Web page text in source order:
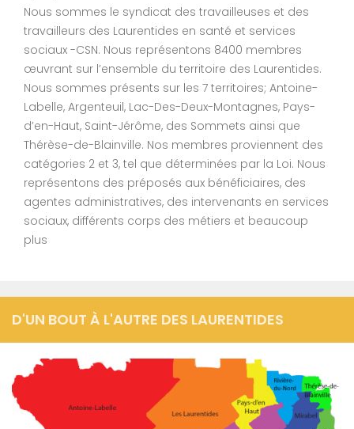
Nous sommes le syndicat des travailleuses et des
travailleurs des Laurentides en santé et services
sociaux -CSN. Nous représentons 8400 membres
œuvrant sur l’ensemble du territoire des Laurentides.
Nous sommes présents sur les 7 territoires; Antoine-
Labelle, Argenteuil, Lac-Des-Deux-Montagnes, Pays-
d’en-Haut, Saint-Jérôme, des Sommets ainsi que
Thérèse-de-Blainville. Nos membres proviennent des
catégories 2 et 3, tel que déterminées par la Loi. Nous
représentons des préposés aux bénéficiaires, des
agentes administratives, des intervenants en services
sociaux, différents corps des métiers et beaucoup
plus
D'UN BOUT À L'AUTRE DES LAURENTIDES